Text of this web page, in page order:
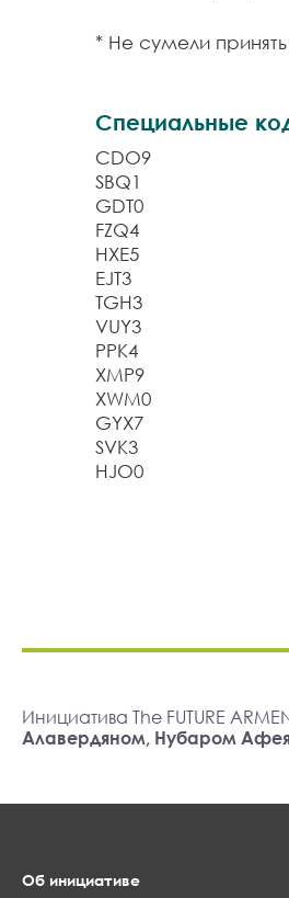
* Не сумели принять
Специальные
CDO9
SBQ1
GDT0
FZQ4
HXE5
EJT3
TGH3
VUY3
PPK4
XMP9
XWM0
GYX7
SVK3
HJO0
Инициатива The FUTURE
Алавердяном, Нубаром
Об инициативе